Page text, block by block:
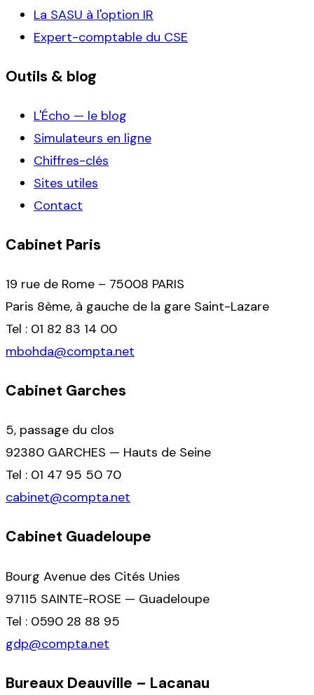
La SASU à l'option IR
Expert-comptable du CSE
Outils & blog
L'Écho — le blog
Simulateurs en ligne
Chiffres-clés
Sites utiles
Contact
Cabinet Paris
19 rue de Rome – 75008 PARIS
Paris 8ème, à gauche de la gare Saint-Lazare
Tel : 01 82 83 14 00
mbohda@compta.net
Cabinet Garches
5, passage du clos
92380 GARCHES — Hauts de Seine
Tel : 01 47 95 50 70
cabinet@compta.net
Cabinet Guadeloupe
Bourg Avenue des Cités Unies
97115 SAINTE-ROSE — Guadeloupe
Tel : 0590 28 88 95
gdp@compta.net
Bureaux Deauville – Lacanau